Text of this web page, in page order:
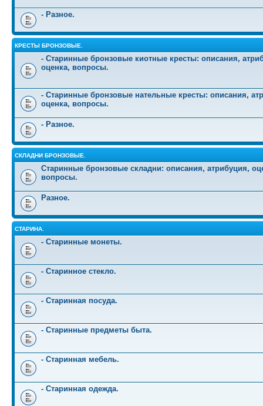
- Разное.
КРЕСТЫ БРОНЗОВЫЕ.
- Старинные бронзовые киотные кресты: описания,
оценка, вопросы.
- Старинные бронзовые нательные кресты: описания,
оценка, вопросы.
- Разное.
СКЛАДНИ БРОНЗОВЫЕ.
Старинные бронзовые складни: описания, атрибуция,
вопросы.
Разное.
СТАРИНА.
- Старинные монеты.
- Старинное стекло.
- Старинная посуда.
- Старинные предметы быта.
- Старинная мебель.
- Старинная одежда.